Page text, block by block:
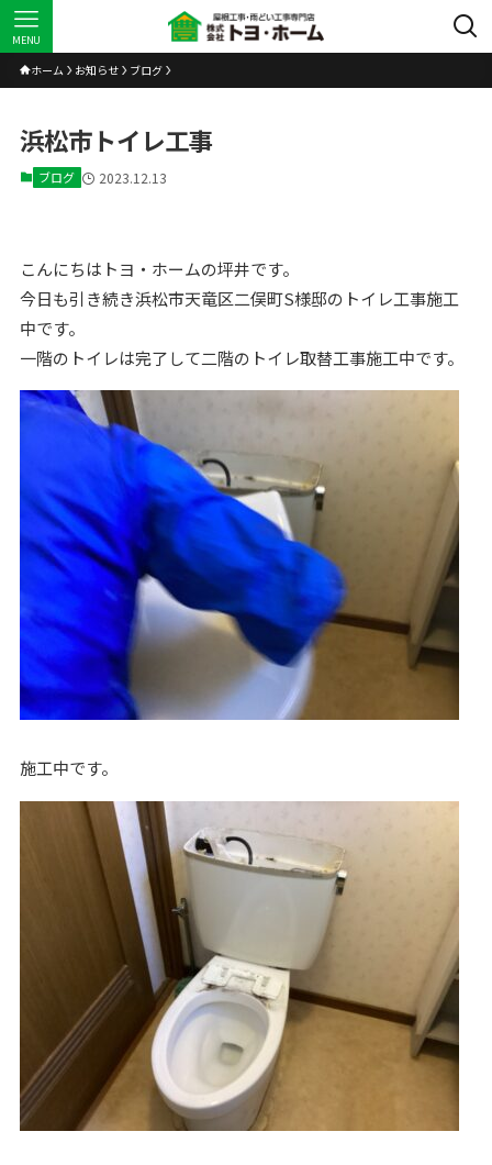
MENU
ホーム お知らせ ブログ
浜松市トイレ工事
ブログ 2023.12.13
こんにちはトヨ・ホームの坪井です。
今日も引き続き浜松市天竜区二俣町S様邸のトイレ工事施工
中です。
一階のトイレは完了して二階のトイレ取替工事施工中です。
施工中です。